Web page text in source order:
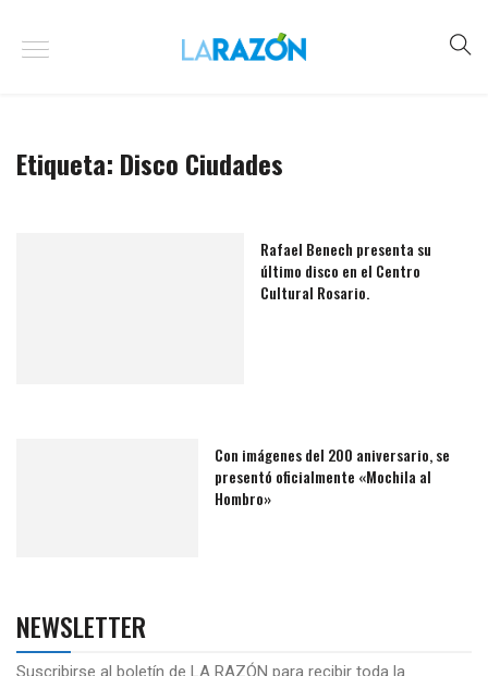
Etiqueta: Disco Ciudades
Rafael Benech presenta su
último disco en el Centro
Cultural Rosario.
Con imágenes del 200 aniversario, se
presentó oficialmente «Mochila al
Hombro»
NEWSLETTER
Suscribirse al boletín de LA RAZÓN para recibir toda la